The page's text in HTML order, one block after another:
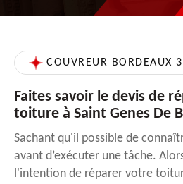
COUVREUR BORDEAUX
Faites savoir le devis de
toiture à Saint Genes De
Sachant qu'il possible de
avant d’exécuter une tâche.
l'intention de réparer votre